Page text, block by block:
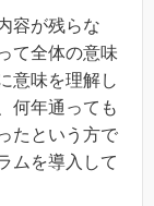
容が残らな
て全体の意味
意味を理解し
何年通っても
たという方で
ムを導入して